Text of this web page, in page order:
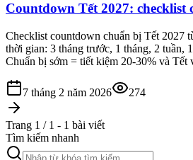
Countdown Tết 2027: checklist
Checklist countdown chuẩn bị Tết 2027
thời gian: 3 tháng trước, 1 tháng, 2 tuần,
Chuẩn bị sớm = tiết kiệm 20-30% và Tết
7 tháng 2 năm 2026 274
Trang 1 / 1 - 1 bài viết
Tìm kiếm nhanh